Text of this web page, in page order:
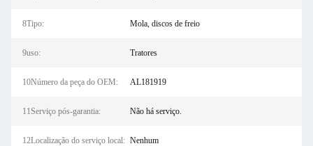
8Tipo: Mola, discos de freio
9uso: Tratores
10Número da peça do OEM: AL181919
11Serviço pós-garantia: Não há serviço.
12Localização do serviço local: Nenhum